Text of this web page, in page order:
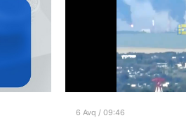
6 Avq / 09:46